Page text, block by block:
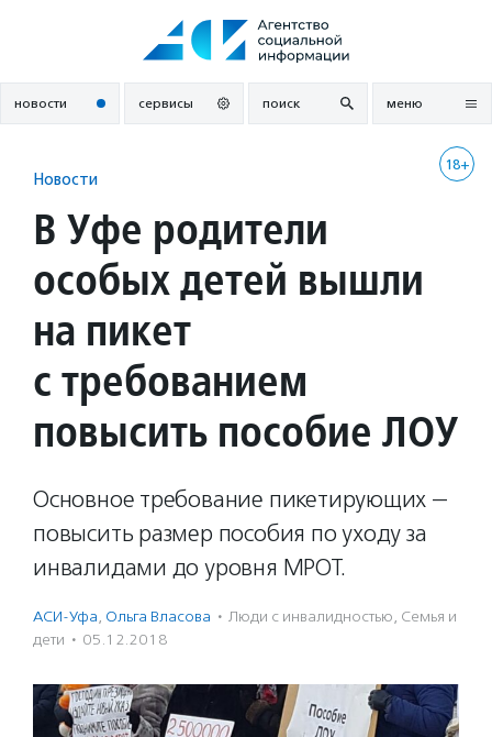
новости сервисы поиск меню
18+
Новости
В Уфе родители
особых детей вышли
на пикет
с требованием
повысить пособие ЛОУ
Основное требование пикетирующих —
повысить размер пособия по уходу за
инвалидами до уровня МРОТ.
АСИ-Уфа, Ольга Власова · Люди с инвалидностью, Семья и
дети · 05.12.2018